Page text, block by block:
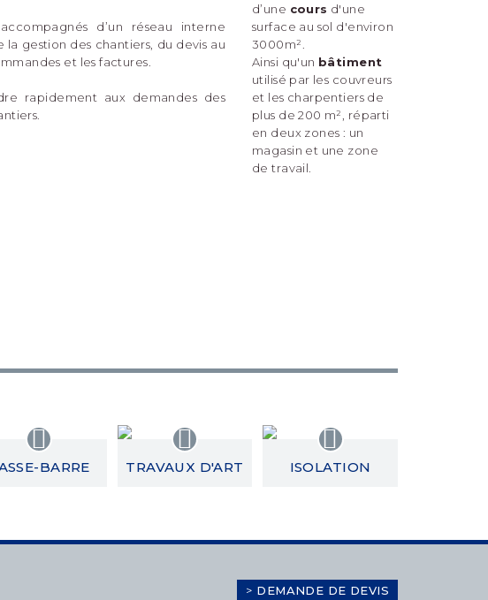
d’un réseau interne
gestion des chantiers, du devis au
et les factures.
rapidement aux demandes des
d’une cours d'une
surface au sol d'environ
3000m².
Ainsi qu'un bâtiment
utilisé par les couvreurs
et les charpentiers de
plus de 200 m², réparti
en deux zones : un
magasin et une zone
de travail.
BARRE TRAVAUX D'ART ISOLATION
> DEMANDE DE DEVIS